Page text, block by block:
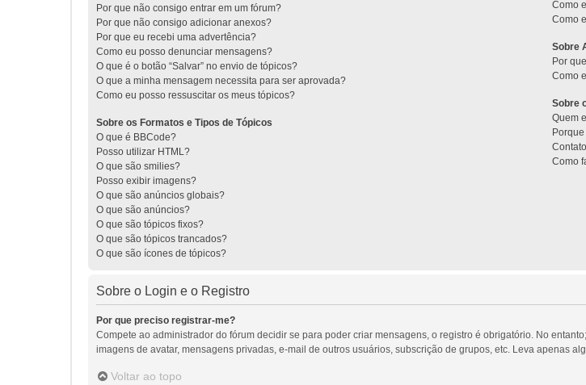
Por que não consigo entrar em um fórum?
Por que não consigo adicionar anexos?
Por que eu recebi uma advertência?
Como eu posso denunciar mensagens?
O que é o botão “Salvar” no envio de tópicos?
O que a minha mensagem necessita para ser aprovada?
Como eu posso ressuscitar os meus tópicos?
Sobre os Formatos e Tipos de Tópicos
O que é BBCode?
Posso utilizar HTML?
O que são smilies?
Posso exibir imagens?
O que são anúncios globais?
O que são anúncios?
O que são tópicos fixos?
O que são tópicos trancados?
O que são ícones de tópicos?
Como
Como
Sobre
Por
Como
Sobre
Quem
Como
Sobre o Login e o Registro
Por que preciso registrar-me?
Compete ao administrador do fórum decidir se para poder criar mensagens, o registro é obrigatório. No
imagens de avatar, mensagens privadas, e-mail de outros usuários, subscrição de grupos, etc. Leva apenas
Voltar ao topo